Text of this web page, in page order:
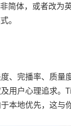
简体，或者改为
。
、完播率、质
用户心理追求
本地优先，这与